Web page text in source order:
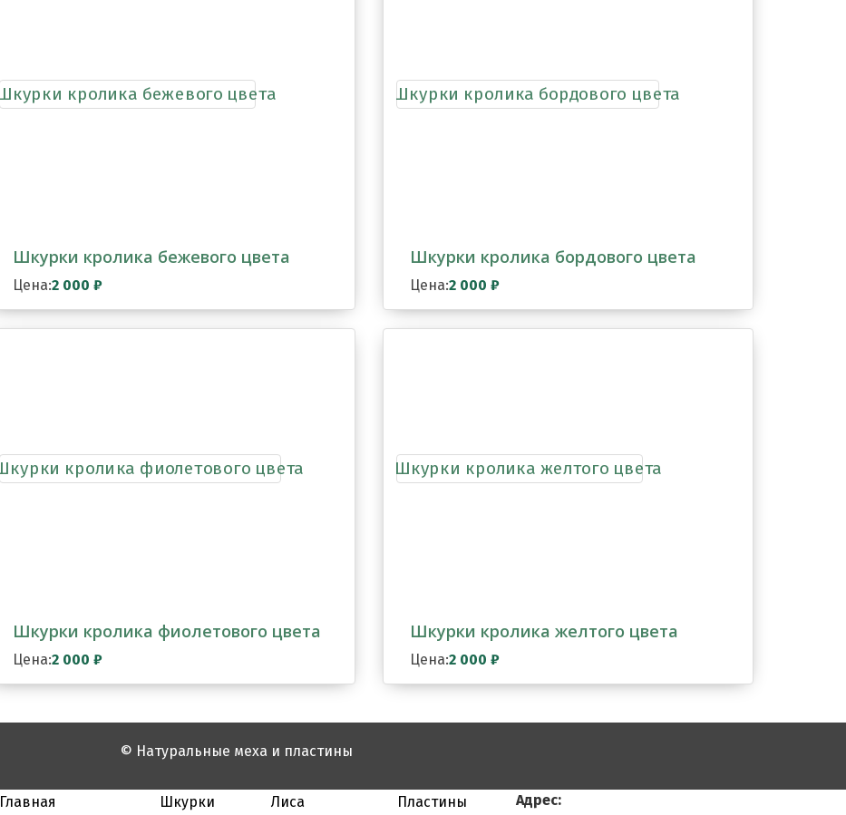
Шкурки кролика бежевого цвета
Цена:2 000 ₽
Шкурки кролика бордового цвета
Цена:2 000 ₽
Шкурки кролика фиолетового цвета
Цена:2 000 ₽
Шкурки кролика желтого цвета
Цена:2 000 ₽
© Натуральные меха и пластины
Главная Шкурки Лиса Пластины Адрес: